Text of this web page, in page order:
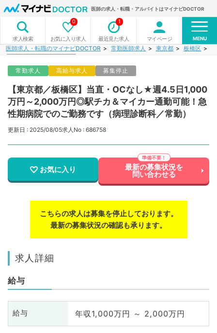
医師の求人・転職・アルバイトはマイナビDOCTOR
求人検索 お気に入り求人
0
最近見た求人
1
マイページ MENU
医師求人・転職のマイナビDOCTOR 常勤医師求人 東京都 板橋区
常勤求人 高給与求人 募集停止
【東京都／板橋区】当直・OCなし★週4.5日1,000
万円～2,000万円◎駅チカ＆マイカー通勤可能！急
性期病院でのご勤務です（病理診断科／常勤）
更新日 : 2025/08/05求人No : 686758
お気に入り 最新の募集状況を
問い合わせる
こちらの求人は募集を停止しております。
最新の募集状況の確認も承ります。
求人詳細
給与
給与 年収1,000万円 ～ 2,000万円